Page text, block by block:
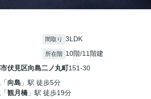
間取り 3LDK
所在階 10階/11階建
伏見区向島二ノ丸町151-30
「向島 」駅 徒歩5分
「観月橋 」駅 徒歩19分